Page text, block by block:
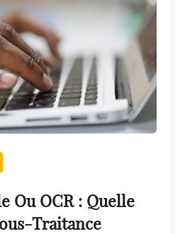
Ou OCR : Quelle
Traitance